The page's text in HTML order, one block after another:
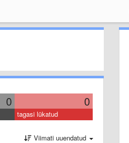
0 0
tagasi lükatud
Viimati uuendatud